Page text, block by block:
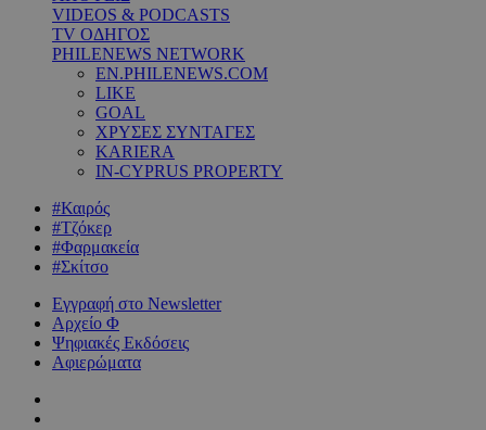
VIDEOS & PODCASTS
TV ΟΔΗΓΟΣ
PHILENEWS NETWORK
EN.PHILENEWS.COM
LIKE
GOAL
ΧΡΥΣΕΣ ΣΥΝΤΑΓΕΣ
KARIERA
IN-CYPRUS PROPERTY
#Καιρός
#Τζόκερ
#Φαρμακεία
#Σκίτσο
Εγγραφή στο Newsletter
Αρχείο Φ
Ψηφιακές Εκδόσεις
Αφιερώματα